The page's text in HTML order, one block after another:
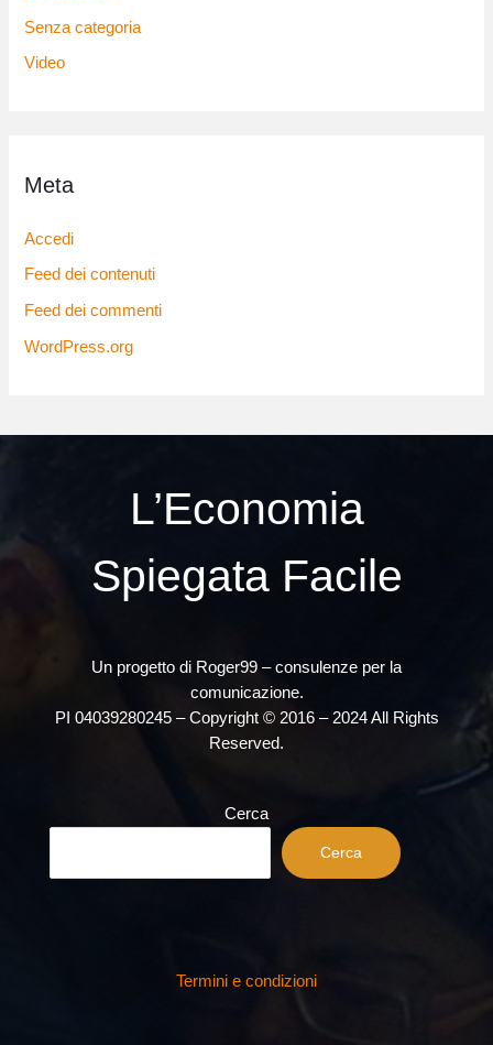
Senza categoria
Video
Meta
Accedi
Feed dei contenuti
Feed dei commenti
WordPress.org
L’Economia
Spiegata Facile
Un progetto di Roger99 – consulenze per la
comunicazione.
PI 04039280245 – Copyright © 2016 – 2024 All Rights
Reserved.
Cerca
Cerca
Termini e condizioni